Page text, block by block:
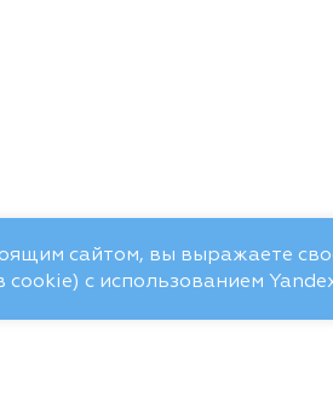
сайтом, вы выражаете
с использованием